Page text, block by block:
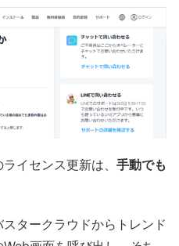
イセンス更新は、 手動でも
タークラウドからトレンド